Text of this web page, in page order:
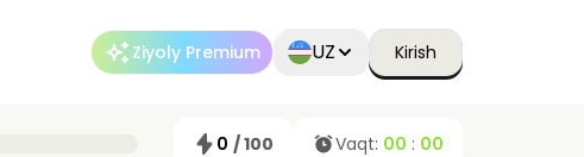
Ziyoly Premium UZ Kirish
0 / 100 Vaqt: 00 : 00